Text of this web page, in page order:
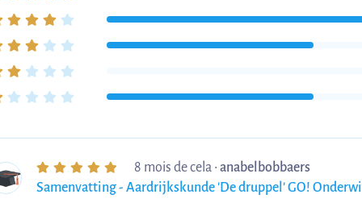
8 mois de cela • anabelbobbaers
Samenvatting - Aardrijkskunde 'De druppel' GO!